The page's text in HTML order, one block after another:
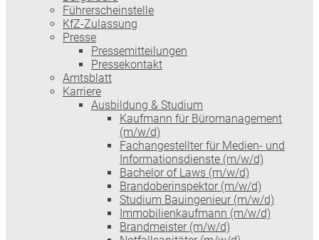
Führerscheinstelle
KfZ-Zulassung
Presse
Pressemitteilungen
Pressekontakt
Amtsblatt
Karriere
Ausbildung & Studium
Kaufmann für Büromanagement
(m/w/d)
Fachangestellter für Medien- und
Informationsdienste (m/w/d)
Bachelor of Laws (m/w/d)
Brandoberinspektor (m/w/d)
Studium Bauingenieur (m/w/d)
Immobilienkaufmann (m/w/d)
Brandmeister (m/w/d)